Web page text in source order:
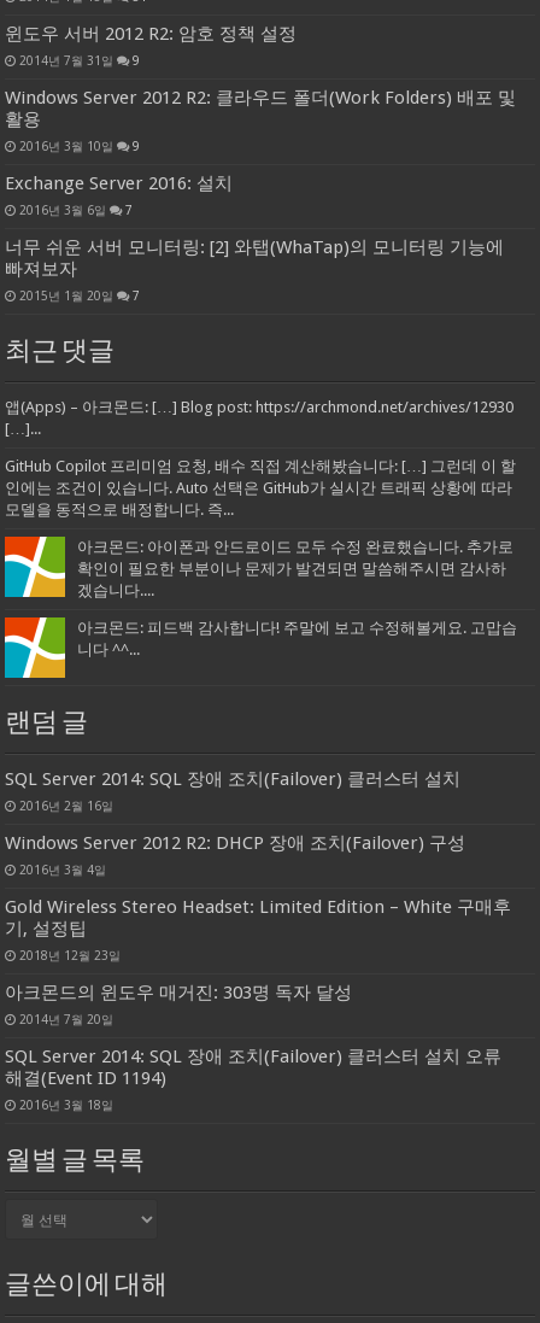
윈도우 서버 2012 R2: 암호 정책 설정
2014년 7월 31일 9
Windows Server 2012 R2: 클라우드 폴더(Work Folders) 배포 및
활용
2016년 3월 10일 9
Exchange Server 2016: 설치
2016년 3월 6일 7
너무 쉬운 서버 모니터링: [2] 와탭(WhaTap)의 모니터링 기능에
빠져보자
2015년 1월 20일 7
최근 댓글
앱(Apps) – 아크몬드: […] Blog post: https://archmond.net/archives/12930
[…]...
GitHub Copilot 프리미엄 요청, 배수 직접 계산해봤습니다: […] 그런데 이 할
인에는 조건이 있습니다. Auto 선택은 GitHub가 실시간 트래픽 상황에 따라
모델을 동적으로 배정합니다. 즉...
아크몬드: 아이폰과 안드로이드 모두 수정 완료했습니다. 추가로
확인이 필요한 부분이나 문제가 발견되면 말씀해주시면 감사하
겠습니다....
아크몬드: 피드백 감사합니다! 주말에 보고 수정해볼게요. 고맙습
니다 ^^...
랜덤 글
SQL Server 2014: SQL 장애 조치(Failover) 클러스터 설치
2016년 2월 16일
Windows Server 2012 R2: DHCP 장애 조치(Failover) 구성
2016년 3월 4일
Gold Wireless Stereo Headset: Limited Edition – White 구매후
기, 설정팁
2018년 12월 23일
아크몬드의 윈도우 매거진: 303명 독자 달성
2014년 7월 20일
SQL Server 2014: SQL 장애 조치(Failover) 클러스터 설치 오류
해결(Event ID 1194)
2016년 3월 18일
월별 글 목록
목
록
글쓴이에 대해